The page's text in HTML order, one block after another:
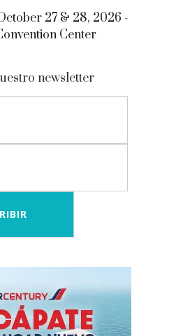
27 & 28, 2026 -
Center
newsletter